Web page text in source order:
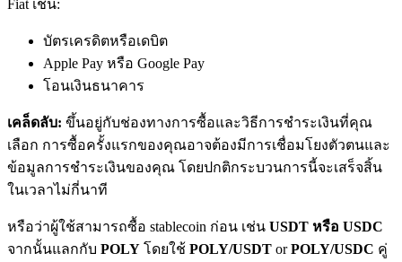
เชิญเพื่อนเพื่อรับรางวัลเงินสด
Fiat เช่น:
บัตรเครดิตหรือเดบิต
Apple Pay หรือ Google Pay
โอนเงินธนาคาร
เคล็ดลับ: ขึ้นอยู่กับช่องทางการซื้อและวิธีการชำระเงินที่คุณ
เลือก การซื้อครั้งแรกของคุณอาจต้องมีการเชื่อมโยงตัวตนและ
ข้อมูลการชำระเงินของคุณ โดยปกติกระบวนการนี้จะเสร็จสิ้น
ในเวลาไม่กี่นาที
หรือว่าผู้ใช้สามารถซื้อ stablecoin ก่อน เช่น USDT หรือ USDC
จากนั้นแลกกับ POLY โดยใช้ POLY/USDT orPOLY/USDC คู่